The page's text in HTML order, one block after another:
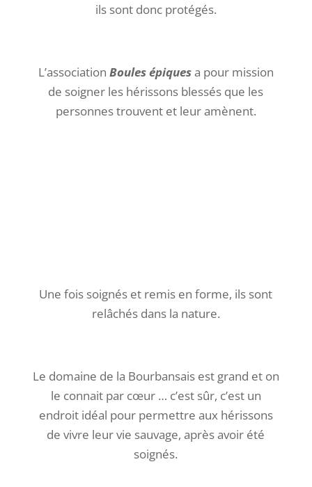
ils sont donc protégés.
L’association Boules épiquesa pour mission
de soigner les hérissons blessés que les
personnes trouvent et leur amènent.
Une fois soignés et remis en forme, ils sont
relâchés dans la nature.
Le domaine de la Bourbansais est grand et on
le connait par cœur … c’est sûr, c’est un
endroit idéal pour permettre aux hérissons
de vivre leur vie sauvage, après avoir été
soignés.